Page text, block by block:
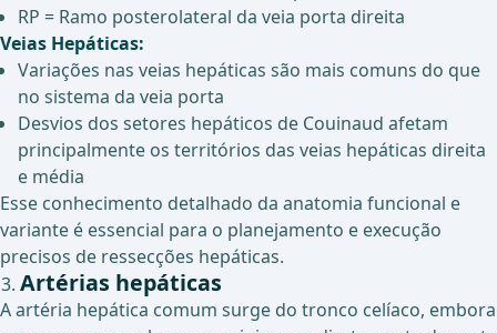
RP = Ramo posterolateral da veia porta direita
Veias Hepáticas:
Variações nas veias hepáticas são mais comuns do que
no sistema da veia porta
Desvios dos setores hepáticos de Couinaud afetam
principalmente os territórios das veias hepáticas direita
e média
Esse conhecimento detalhado da anatomia funcional e
variante é essencial para o planejamento e execução
precisos de ressecções hepáticas.
Artérias hepáticas
A artéria hepática comum surge do tronco celíaco, embora